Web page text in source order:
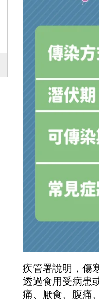
疾管署說明，傷
透過食用受病患
痛、厭食、腹痛